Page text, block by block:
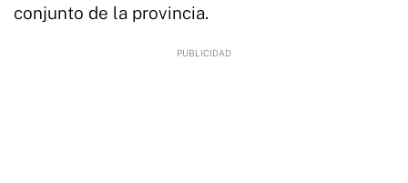
conjunto de la provincia.